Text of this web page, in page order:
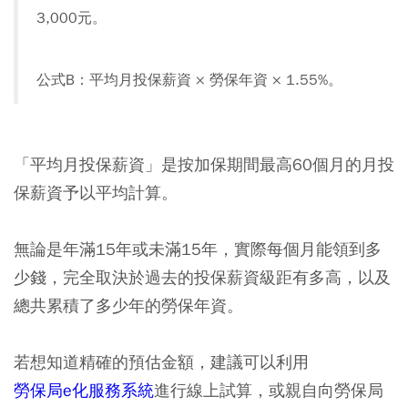
3,000元。
公式B：平均月投保薪資 × 勞保年資 × 1.55%。
「平均月投保薪資」是按加保期間最高60個月的月投
保薪資予以平均計算。
無論是年滿15年或未滿15年，實際每個月能領到多
少錢，完全取決於過去的投保薪資級距有多高，以及
總共累積了多少年的勞保年資。
若想知道精確的預估金額，建議可以利用
勞保局e化服務系統進行線上試算，或親自向勞保局